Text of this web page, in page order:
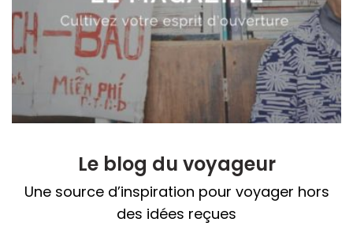
Le blog du voyageur
Une source d’inspiration pour voyager hors
des idées reçues